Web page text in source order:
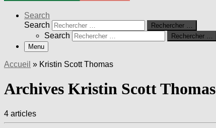
Search
Search
Rechercher …
Search
Rechercher …
Menu
Accueil » Kristin Scott Thomas
Archives Kristin Scott Thomas
4 articles